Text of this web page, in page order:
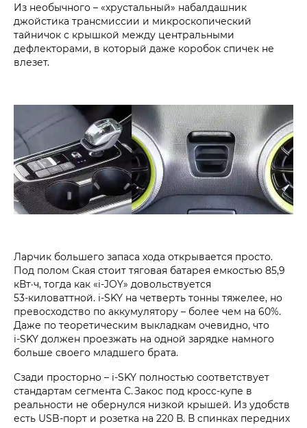
Из необычного – «хрустальный» набалдашник
джойстика трансмиссии и микроскопический
тайничок с крышкой между центральными
дефлекторами, в который даже коробок ­спичек не
влезет.
Ларчик большего запаса хода открывается просто.
Под полом Ская стоит тяговая батарея емкостью 85,9
кВт·ч, тогда как «i‑JOY» довольствуется
53‑киловаттной. i‑SKY на четверть тонны тяжелее, но
превосходство по аккумулятору – более чем на 60%.
Даже по теоретическим выкладкам очевидно, что
i‑SKY должен проезжать на одной зарядке намного
больше своего младшего брата.
Сзади просторно – i‑SKY полностью соответствует
стандартам сегмента С. Закос под кросс-купе в
реальности не обернулся низкой крышей. Из удобств
есть USB-порт и розетка на 220 В. В спинках передних